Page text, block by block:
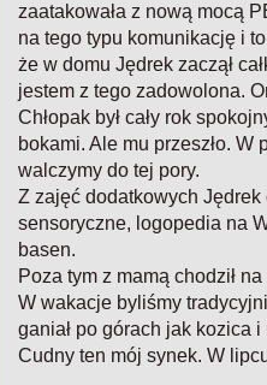
zaatakowała z nową mocą
na tego typu komunikację i
że w domu Jędrek zaczął
jestem z tego zadowolona.
Chłopak był cały rok
bokami. Ale mu przeszło. W
walczymy do tej pory.
Z zajęć dodatkowych
sensoryczne, logopedia na
basen.
Poza tym z mamą chodził
W wakacje byliśmy
ganiał po górach jak kozica
Cudny ten mój synek. W